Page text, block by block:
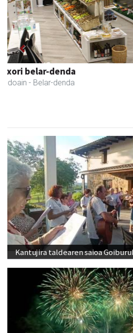
Stop liburu-denda
Andoain - Liburu-dendak
Previous
Kantujira taldearen saioa